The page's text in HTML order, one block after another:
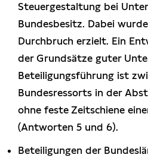
Steuergestaltung bei
Bundesbesitz. Dabei
Durchbruch erzielt. Ein
der Grundsätze guter
Beteiligungsführung ist
Bundesressorts in der
ohne feste Zeitschiene
(Antworten 5 und 6).
Beteiligungen der